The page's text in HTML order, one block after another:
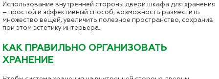
Использование внутренней стороны двери шкафа для хранения
– простой и эффективный способ, возможность разместить
множество вещей, увеличить полезное пространство, сохранив
при этом эстетику интерьера.
КАК ПРАВИЛЬНО ОРГАНИЗОВАТЬ
ХРАНЕНИЕ